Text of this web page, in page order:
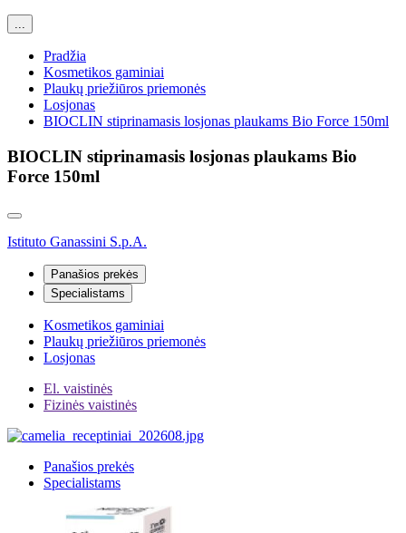
...
Pradžia
Kosmetikos gaminiai
Plaukų priežiūros priemonės
Losjonas
BIOCLIN stiprinamasis losjonas plaukams Bio Force 150ml
BIOCLIN stiprinamasis losjonas plaukams Bio
Force 150ml
Istituto Ganassini S.p.A.
Panašios prekės
Specialistams
Kosmetikos gaminiai
Plaukų priežiūros priemonės
Losjonas
El. vaistinės
Fizinės vaistinės
Panašios prekės
Specialistams